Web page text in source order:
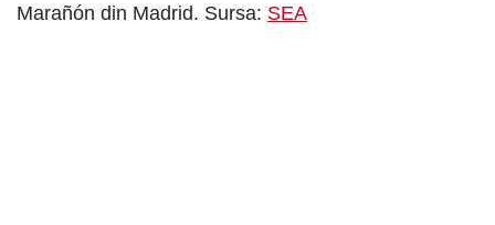
Marañón din Madrid. Sursa: SEA